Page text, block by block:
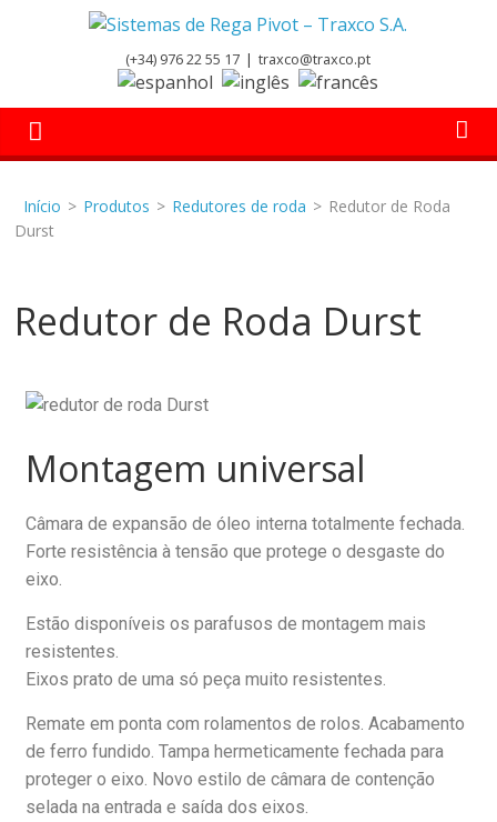
(+34) 976 22 55 17 | traxco@traxco.pt
Início > Produtos > Redutores de roda > Redutor de Roda
Durst
Redutor de Roda Durst
Montagem universal
Câmara de expansão de óleo interna totalmente fechada.
Forte resistência à tensão que protege o desgaste do
eixo.
Estão disponíveis os parafusos de montagem mais
resistentes.
Eixos prato de uma só peça muito resistentes.
Remate em ponta com rolamentos de rolos. Acabamento
de ferro fundido. Tampa hermeticamente fechada para
proteger o eixo. Novo estilo de câmara de contenção
selada na entrada e saída dos eixos.